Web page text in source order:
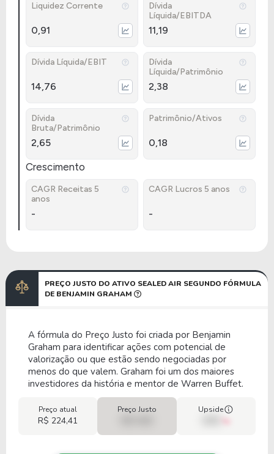
Liquidez Corrente
0,91
Dívida
Líquida/EBITDA
11,19
Dívida Líquida/EBIT
14,76
Dívida
Líquida/Patrimônio
2,38
Dívida
Bruta/Patrimônio
2,65
Patrimônio/Ativos
0,18
Crescimento
CAGR Receitas 5
anos
-
CAGR Lucros 5 anos
-
PREÇO JUSTO DO ATIVO SEALED AIR SEGUNDO FÓRMULA
DE BENJAMIN GRAHAM
A fórmula do Preço Justo foi criada por Benjamin
Graham para identificar ações com potencial de
valorização ou que estão sendo negociadas por
menos do que valem. Graham foi um dos maiores
investidores da história e mentor de Warren Buffet.
Preço atual
R$ 224,41
Preço Justo Upside